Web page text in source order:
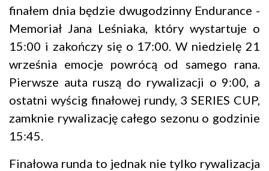
finałem dnia będzie dwugodzinny Endurance -
Memoriał Jana Leśniaka, który wystartuje o
15:00 i zakończy się o 17:00. W niedzielę 21
września emocje powrócą od samego rana.
Pierwsze auta ruszą do rywalizacji o 9:00, a
ostatni wyścig finałowej rundy, 3 SERIES CUP,
zamknie rywalizację całego sezonu o godzinie
15:45.
Finałowa runda to jednak nie tylko rywalizacja